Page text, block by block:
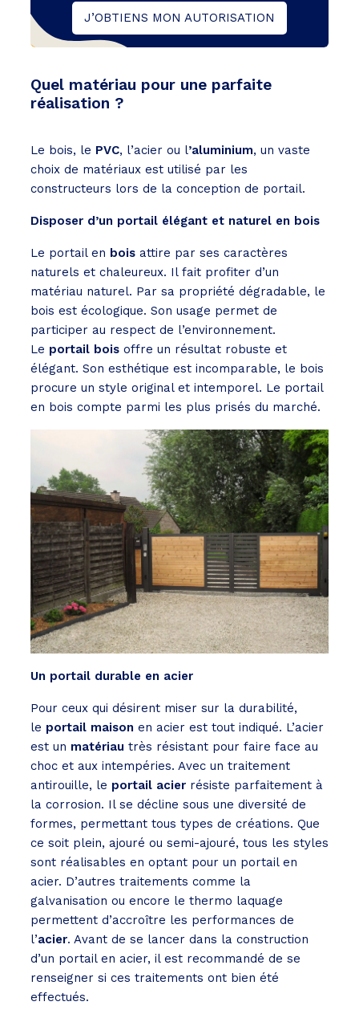
J’OBTIENS MON AUTORISATION
Quel matériau pour une parfaite
réalisation ?
Le bois, le PVC, l’acier ou l’aluminium, un vaste
choix de matériaux est utilisé par les
constructeurs lors de la conception de portail.
Disposer d’un portail élégant et naturel en bois
Le portail en bois attire par ses caractères
naturels et chaleureux. Il fait profiter d’un
matériau naturel. Par sa propriété dégradable, le
bois est écologique. Son usage permet de
participer au respect de l’environnement.
Le portail bois offre un résultat robuste et
élégant. Son esthétique est incomparable, le bois
procure un style original et intemporel. Le portail
en bois compte parmi les plus prisés du marché.
Un portail durable en acier
Pour ceux qui désirent miser sur la durabilité,
le portail maison en acier est tout indiqué. L’acier
est un matériau très résistant pour faire face au
choc et aux intempéries. Avec un traitement
antirouille, le portail acier résiste parfaitement à
la corrosion. Il se décline sous une diversité de
formes, permettant tous types de créations. Que
ce soit plein, ajouré ou semi-ajouré, tous les styles
sont réalisables en optant pour un portail en
acier. D’autres traitements comme la
galvanisation ou encore le thermo laquage
permettent d’accroître les performances de
l’acier. Avant de se lancer dans la construction
d’un portail en acier, il est recommandé de se
renseigner si ces traitements ont bien été
effectués.